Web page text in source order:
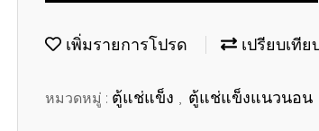
เพิ่มรายการโปรด เปรียบเทีย
หมวดหมู่ : ตู้แช่แข็ง ตู้แช่แข็งแนวนอน